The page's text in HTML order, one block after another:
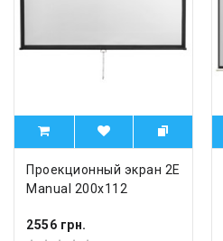
Проекционный экран 2E
Manual 200x112
2556 грн.